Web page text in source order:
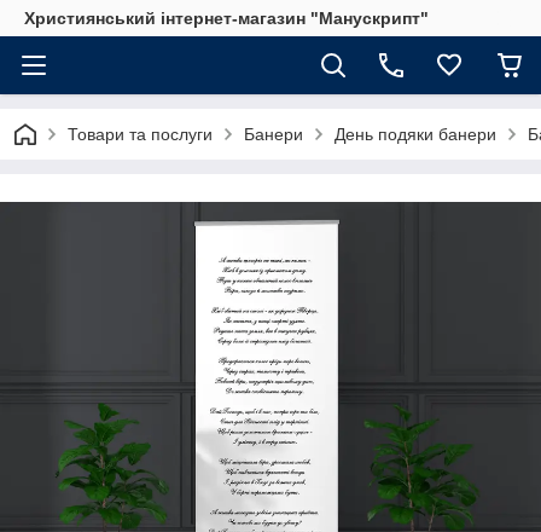
Християнський інтернет-магазин "Манускрипт"
Товари та послуги Банери День подяки банери